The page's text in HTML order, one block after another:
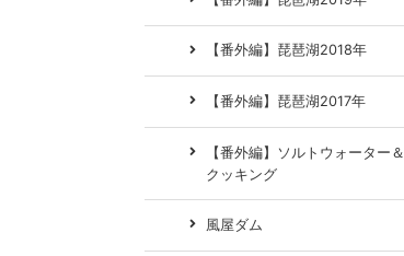
【番外編】琵琶湖2018年
【番外編】琵琶湖2017年
【番外編】ソルトウォーター＆
クッキング
風屋ダム